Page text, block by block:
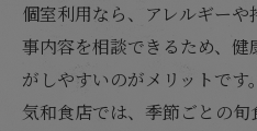
個室利用なら、アレルギー
事内容を相談できるため、
がしやすいのがメリットで
気和食店では、季節ごとの